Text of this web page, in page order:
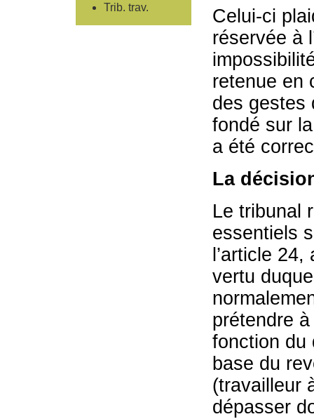
Celui-ci
réservée à
retenue en
des gestes
fondé sur
a été
La
Le tribunal
essentiels
l’article
vertu
prétendre
fonction du
base du
(travailleur
dépasser
Trib. trav.